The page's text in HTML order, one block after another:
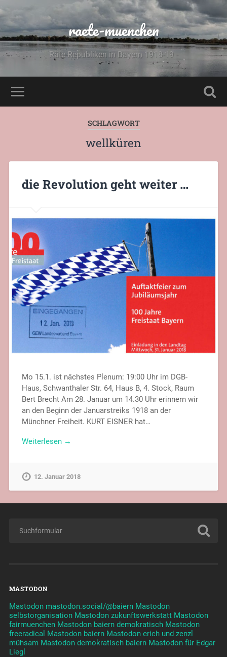
raete-muenchen
Räte-Republiken in Bayern 1918-19 -
SCHLAGWORT
wellküren
die Revolution geht weiter …
Mo 15.1. ist nächstes Plenum: 19:00 Uhr im DGB-
Haus, Schwanthaler Str. 64, Haus B, 4. Stock, Raum
Bert Brecht Am 28. Januar um 14.30 Uhr erinnern wir
an den Beginn der Januarstreiks 1918 an der
Münchner Freiheit. KURT EISNER hat…
Weiterlesen →
12. Januar 2018
MASTODON
Mastodon mastodon.social/@baiern Mastodon
selbstorganisation Mastodon zukunftswerkstatt Mastodon
fairmuenchen Mastodon baiern demokratisch Mastodon
freeradical Mastodon baiern Mastodon erich und zenzl
mühsam Mastodon demokratisch baiern Mastodon für Edgar
Liegl